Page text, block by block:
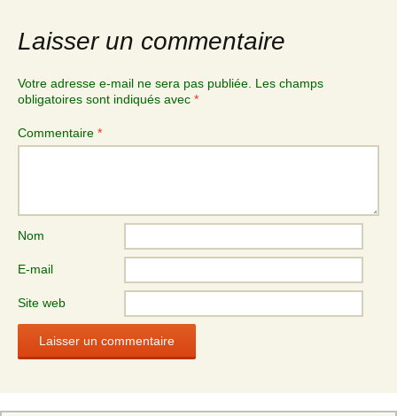
Laisser un commentaire
Votre adresse e-mail ne sera pas publiée. Les champs
obligatoires sont indiqués avec *
Commentaire *
Nom
E-mail
Site web